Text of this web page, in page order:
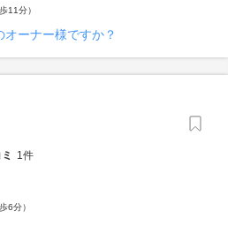
11分）
オーナー様ですか？
1件
6分）